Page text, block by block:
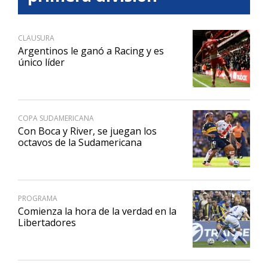
CLAUSURA
Argentinos le ganó a Racing y es
único líder
COPA SUDAMERICANA
Con Boca y River, se juegan los
octavos de la Sudamericana
PROGRAMA
Comienza la hora de la verdad en la
Libertadores